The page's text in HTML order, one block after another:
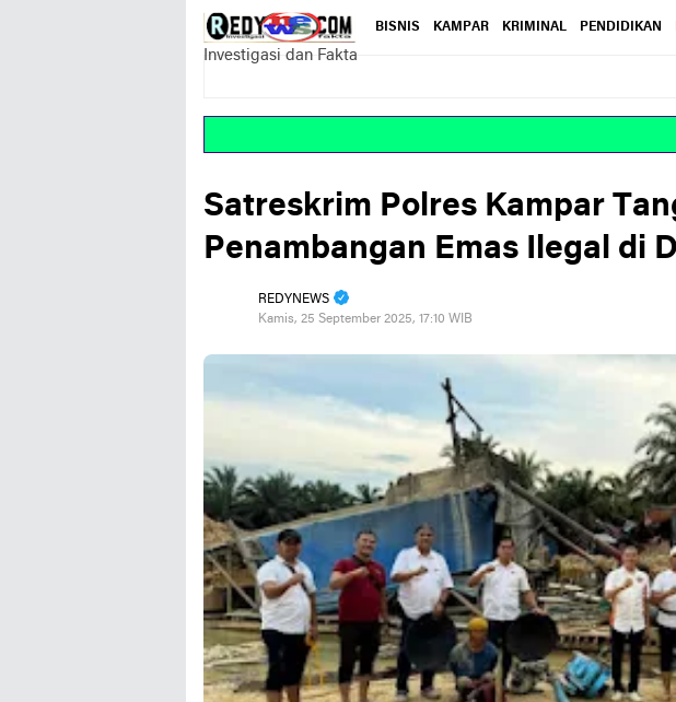
Investigasi dan Fakta
BISNIS KAMPAR KRIMINAL PENDIDIKAN
Satreskrim Polres Kampar
Penambangan Emas Ilegal di
REDYNEWS
Kamis, 25 September 2025, 17:10 WIB